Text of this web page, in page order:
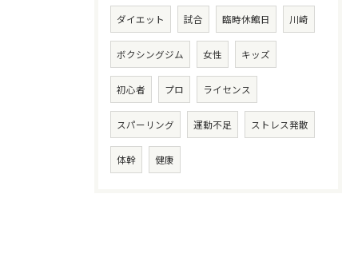
ダイエット 試合 臨時休館日 川崎
ボクシングジム 女性 キッズ
初心者 プロ ライセンス
スパーリング 運動不足 ストレス発散
体幹 健康